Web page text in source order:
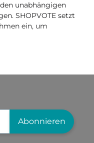
unabhängigen
SHOPVOTE setzt
ein, um
Abonnieren